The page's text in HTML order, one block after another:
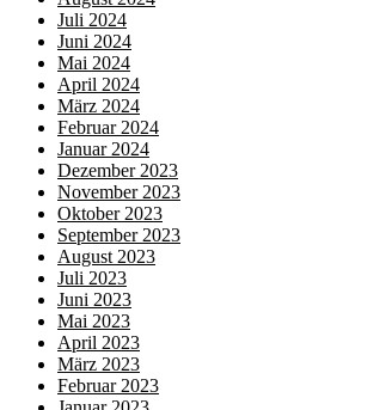
Juli 2024
Juni 2024
Mai 2024
April 2024
März 2024
Februar 2024
Januar 2024
Dezember 2023
November 2023
Oktober 2023
September 2023
August 2023
Juli 2023
Juni 2023
Mai 2023
April 2023
März 2023
Februar 2023